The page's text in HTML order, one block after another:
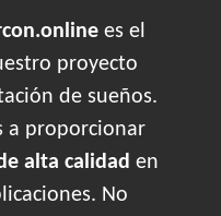
es el
proyecto
de sueños.
a proporcionar
alta calidad en
No